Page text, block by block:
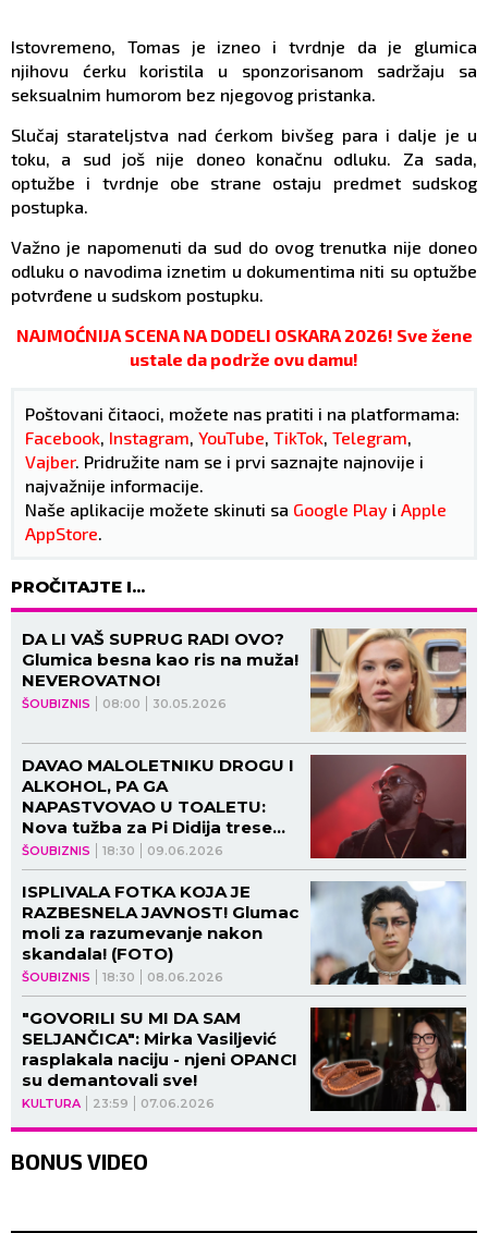
Istovremeno, Tomas je izneo i tvrdnje da je glumica
njihovu ćerku koristila u sponzorisanom sadržaju sa
seksualnim humorom bez njegovog pristanka.
Slučaj starateljstva nad ćerkom bivšeg para i dalje je u
toku, a sud još nije doneo konačnu odluku. Za sada,
optužbe i tvrdnje obe strane ostaju predmet sudskog
postupka.
Važno je napomenuti da sud do ovog trenutka nije doneo
odluku o navodima iznetim u dokumentima niti su optužbe
potvrđene u sudskom postupku.
NAJMOĆNIJA SCENA NA DODELI OSKARA 2026! Sve žene
ustale da podrže ovu damu!
Poštovani čitaoci, možete nas pratiti i na platformama:
Facebook Instagram YouTube TikTok Telegram
Vajber. Pridružite nam se i prvi saznajte najnovije i
najvažnije informacije.
Naše aplikacije možete skinuti sa Google Play i Apple
AppStore
PROČITAJTE I...
ŠOUBIZNIS 08:00 30.05.2026
DA LI VAŠ SUPRUG RADI OVO?
Glumica besna kao ris na muža!
NEVEROVATNO!
ŠOUBIZNIS 18:30 09.06.2026
DAVAO MALOLETNIKU DROGU I
ALKOHOL, PA GA
NAPASTVOVAO U TOALETU:
Nova tužba za Pi Didija trese
svet - DA SE NAJEŽIŠ!
ŠOUBIZNIS 18:30 08.06.2026
ISPLIVALA FOTKA KOJA JE
RAZBESNELA JAVNOST! Glumac
moli za razumevanje nakon
skandala! (FOTO)
KULTURA 23:59 07.06.2026
"GOVORILI SU MI DA SAM
SELJANČICA": Mirka Vasiljević
rasplakala naciju - njeni OPANCI
su demantovali sve!
BONUS VIDEO